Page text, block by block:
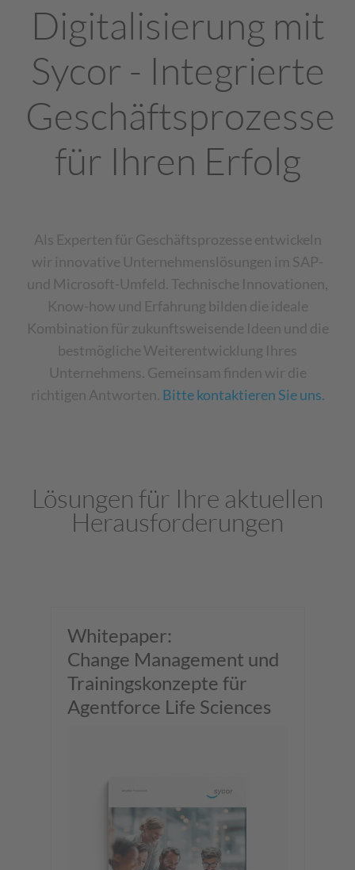
Digitalisierung mit
Sycor - Integrierte
Geschäftsprozesse
für Ihren Erfolg
Als Experten für Geschäftsprozesse entwickeln
wir innovative Unternehmenslösungen im SAP-
und Microsoft-Umfeld. Technische Innovationen,
Know-how und Erfahrung bilden die ideale
Kombination für zukunftsweisende Ideen und die
bestmögliche Weiterentwicklung Ihres
Unternehmens. Gemeinsam finden wir die
richtigen Antworten. Bitte kontaktieren Sie uns.
Lösungen für Ihre aktuellen
Herausforderungen
Whitepaper:
Change Management und
Trainingskonzepte für
Agentforce Life Sciences